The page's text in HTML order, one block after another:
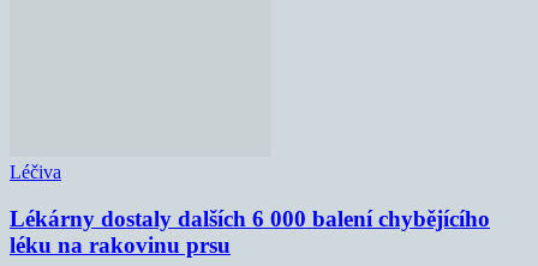
Léčiva
Lékárny dostaly dalších 6 000 balení chybějícího
léku na rakovinu prsu